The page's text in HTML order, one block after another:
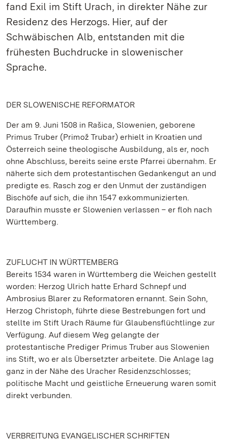
fand Exil im Stift Urach, in direkter Nähe zur
Residenz des Herzogs. Hier, auf der
Schwäbischen Alb, entstanden mit die
frühesten Buchdrucke in slowenischer
Sprache.
DER SLOWENISCHE REFORMATOR
Der am 9. Juni 1508 in Rašica, Slowenien, geborene
Primus Truber (Primož Trubar) erhielt in Kroatien und
Österreich seine theologische Ausbildung, als er, noch
ohne Abschluss, bereits seine erste Pfarrei übernahm. Er
näherte sich dem protestantischen Gedankengut an und
predigte es. Rasch zog er den Unmut der zuständigen
Bischöfe auf sich, die ihn 1547 exkommunizierten.
Daraufhin musste er Slowenien verlassen – er floh nach
Württemberg.
ZUFLUCHT IN WÜRTTEMBERG
Bereits 1534 waren in Württemberg die Weichen gestellt
worden: Herzog Ulrich hatte Erhard Schnepf und
Ambrosius Blarer zu Reformatoren ernannt. Sein Sohn,
Herzog Christoph, führte diese Bestrebungen fort und
stellte im Stift Urach Räume für Glaubensflüchtlinge zur
Verfügung. Auf diesem Weg gelangte der
protestantische Prediger Primus Truber aus Slowenien
ins Stift, wo er als Übersetzter arbeitete. Die Anlage lag
ganz in der Nähe des Uracher Residenzschlosses;
politische Macht und geistliche Erneuerung waren somit
direkt verbunden.
VERBREITUNG EVANGELISCHER SCHRIFTEN